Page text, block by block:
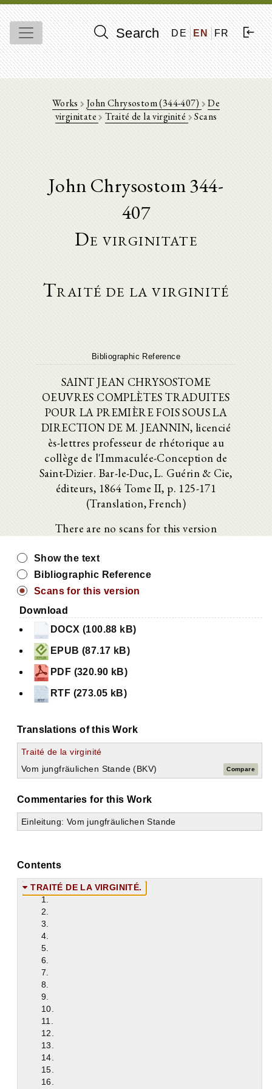
Search DE EN FR
Works John Chrysostom (344-407)
De
virginitate Traité de la virginité Scans
John Chrysostom 344-
407
De virginitate
Traité de la virginité
Bibliographic Reference
SAINT JEAN CHRYSOSTOME
OEUVRES COMPLÈTES TRADUITES
POUR LA PREMIÈRE FOIS SOUS LA
DIRECTION DE M. JEANNIN, licencié
ès-lettres professeur de rhétorique au
collège de l'Immaculée-Conception de
Saint-Dizier. Bar-le-Duc, L. Guérin & Cie,
éditeurs, 1864 Tome II, p. 125-171
(Translation, French)
There are no scans for this version
Show the text
Bibliographic Reference
Scans for this version
Download
DOCX (100.88 kB)
EPUB (87.17 kB)
PDF (320.90 kB)
RTF (273.05 kB)
Translations of this Work
Traité de la virginité
Vom jungfräulichen Stande (BKV)
Compare
Commentaries for this Work
Einleitung: Vom jungfräulichen Stande
Contents
TRAITÉ DE LA VIRGINITÉ.
1.
2.
3.
4.
5.
6.
7.
8.
9.
10.
11.
12.
13.
14.
15.
16.